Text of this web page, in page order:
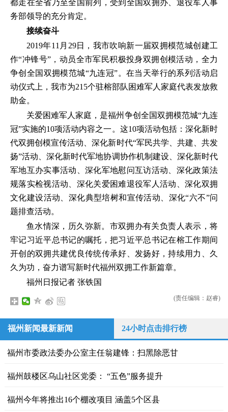
都走在全省乃至全国前列，受到全国双拥办、退役军人事
务部领导的充分肯定。
接续奋斗
2019年11月29日，我市吹响新一届双拥模范城创建工
作“冲锋号”，动员全市军民积极投身双拥创模活动，全力
争创全国双拥模范城“九连冠”。在当天举行的系列活动启
动仪式上，我市为215个驻榕部队困难军人家庭代表发放救
助金。
关爱困难军人家庭，是福州争创全国双拥模范城“九连
冠”实施的10项活动内容之一。这10项活动包括：深化新时
代双拥创模宣传活动、深化新时代“军民共学、共建、共发
扬”活动、深化新时代军地协调协作机制建设、深化新时代
军地互办实事活动、深化军地慰问互访活动、深化政策法
规落实检视活动、深化关爱困难退役军人活动、深化双拥
文化建设活动、深化典型培树和宣传活动、深化“六不”问
题排查活动。
鱼水情深，历久弥新。市双拥办有关负责人表示，将
牢记习近平总书记的嘱托，把习近平总书记在榕工作期间
开创的双拥共建优良传统传承好、发扬好，持续用力、久
久为功，奋力谱写新时代福州双拥工作新篇章。
福州日报记者 张铁国
(责任编辑：赵睿)
福州新闻最新新闻 24小时点击排行榜
福州市委政法委办公室主任翁建锋：扫黑除恶甘
福州鼓楼区乌山社区党委： “五色”服务提升
福州今年将推出16个棚改项目 涵盖5个区县